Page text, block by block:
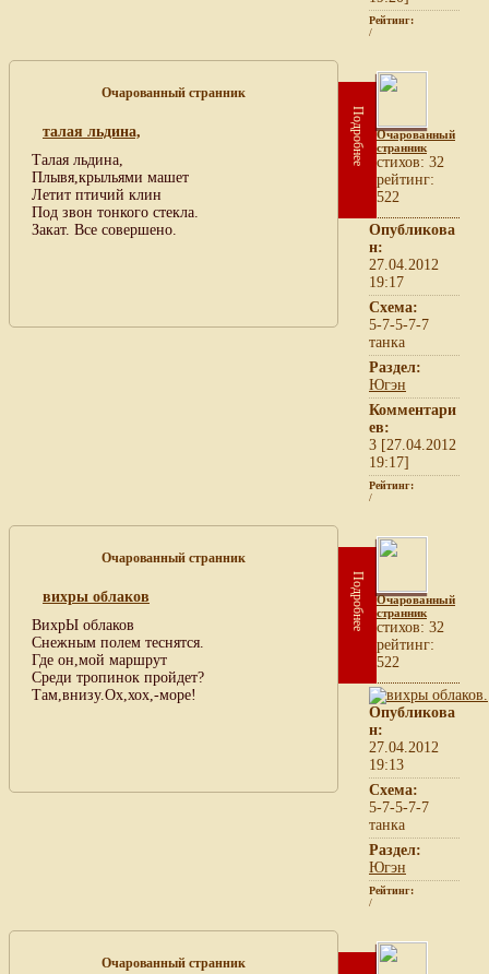
Рейтинг:
/
Очарованный странник
талая льдина,
Талая льдина,
Плывя,крыльями машет
Летит птичий клин
Под звон тонкого стекла.
Закат. Все совершено.
Подробнее
Очарованный
странник
cтихов: 32
рейтинг:
522
Опубликова
н:
27.04.2012
19:17
Схема:
5-7-5-7-7
танка
Раздел:
Югэн
Комментари
ев:
3 [27.04.2012
19:17]
Рейтинг:
/
Очарованный странник
вихры облаков
ВихрЫ облаков
Снежным полем теснятся.
Где он,мой маршрут
Среди тропинок пройдет?
Там,внизу.Ох,хох,-море!
Подробнее
Очарованный
странник
cтихов: 32
рейтинг:
522
Опубликова
н:
27.04.2012
19:13
Схема:
5-7-5-7-7
танка
Раздел:
Югэн
Рейтинг:
/
Очарованный странник